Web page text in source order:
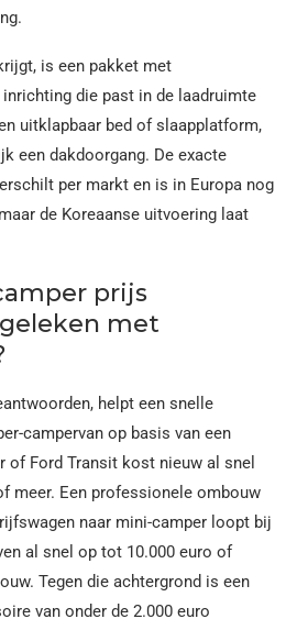
is een pakket met
die past in de laadruimte
uitklapbaar bed of slaapplatform,
een dakdoorgang. De exacte
per markt en is in Europa nog
de Koreaanse uitvoering laat
prijs
met
helpt een snelle
campervan op basis van een
of Ford Transit kost nieuw al snel
meer. Een professionele ombouw
naar mini-camper loopt bij
al snel op tot 10.000 euro of
Tegen die achtergrond is een
van onder de 2.000 euro